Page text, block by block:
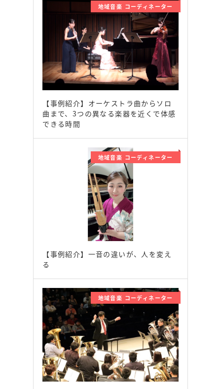
地域音楽 コーディネーター
【事例紹介】オーケストラ曲からソロ
曲まで、3つの異なる楽器を近くで体感
できる時間
地域音楽 コーディネーター
【事例紹介】一音の違いが、人を変え
る
地域音楽 コーディネーター